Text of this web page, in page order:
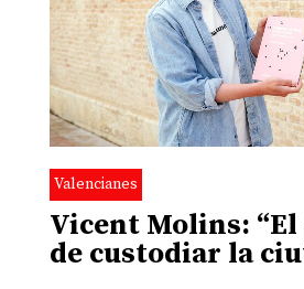
Valencianes
Vicent Molins:
de custodiar la